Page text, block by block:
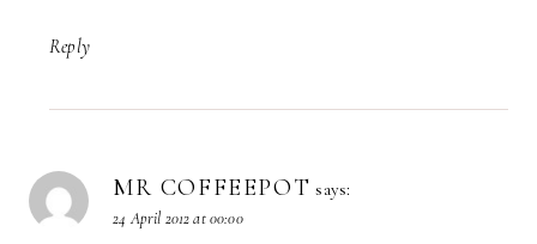
Reply
MR COFFEEPOT says:
24 April 2012 at 00:00